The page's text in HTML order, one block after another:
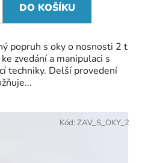
DO KOŠÍKU
popruh s oky o nosnosti 2 t
zvedání a manipulaci s
techniky. Delší provedení
Kód: ZAV_S_OKY_2